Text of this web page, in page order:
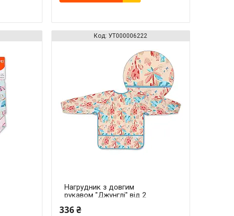
УТ000006222
Нагрудник з довгим
рукавом "Джунглі" від 2
"BabyOno"
336 ₴